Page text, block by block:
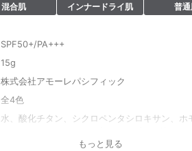
混合肌 インナードライ肌 普
SPF50+/PA+++
15g
株式会社アモーレパシフィック
全4色
水、酸化チタン、シクロペンタシロキサン、
トリメチコン、シクロヘキサシロキサン、窒化
もっと見る